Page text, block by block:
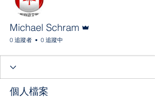
Michael Schram
0 追蹤者 0 追蹤中
個人檔案